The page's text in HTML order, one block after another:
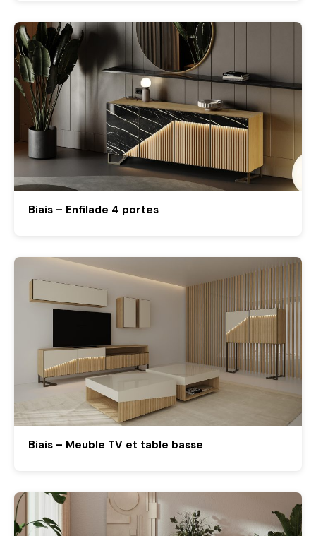
Biais – Enfilade 4 portes
Biais – Meuble TV et table basse